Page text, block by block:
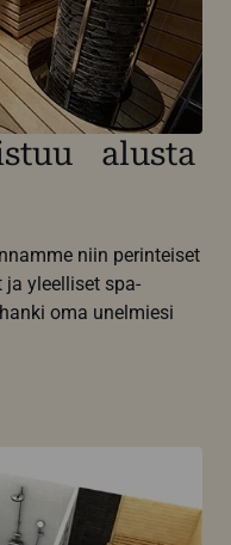
alusta
niin perinteiset
yleelliset spa-
oma unelmiesi